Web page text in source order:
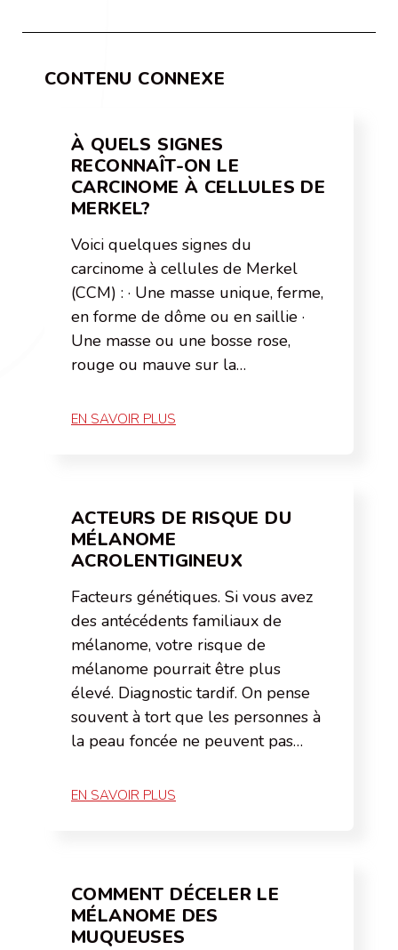
CONTENU CONNEXE
À QUELS SIGNES
RECONNAÎT-ON LE
CARCINOME À CELLULES DE
MERKEL?
Voici quelques signes du
carcinome à cellules de Merkel
(CCM) : · Une masse unique, ferme,
en forme de dôme ou en saillie ·
Une masse ou une bosse rose,
rouge ou mauve sur la…
EN SAVOIR PLUS
ACTEURS DE RISQUE DU
MÉLANOME
ACROLENTIGINEUX
Facteurs génétiques. Si vous avez
des antécédents familiaux de
mélanome, votre risque de
mélanome pourrait être plus
élevé. Diagnostic tardif. On pense
souvent à tort que les personnes à
la peau foncée ne peuvent pas…
EN SAVOIR PLUS
COMMENT DÉCELER LE
MÉLANOME DES
MUQUEUSES